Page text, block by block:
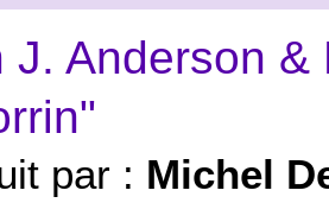
J. Anderson &
par : Michel